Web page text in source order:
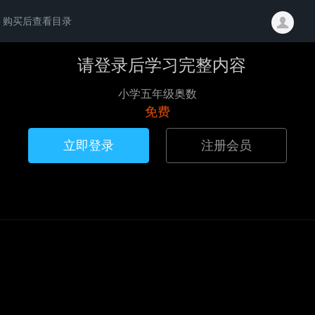
购买后查看目录
请登录后学习完整内容
小学五年级奥数
免费
立即登录 注册会员